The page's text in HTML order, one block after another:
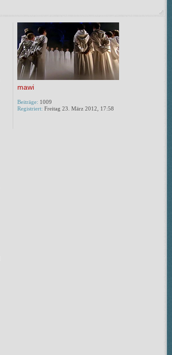
mawi
Beiträge: 1009
Registriert: Freitag 23. März 2012, 17:58